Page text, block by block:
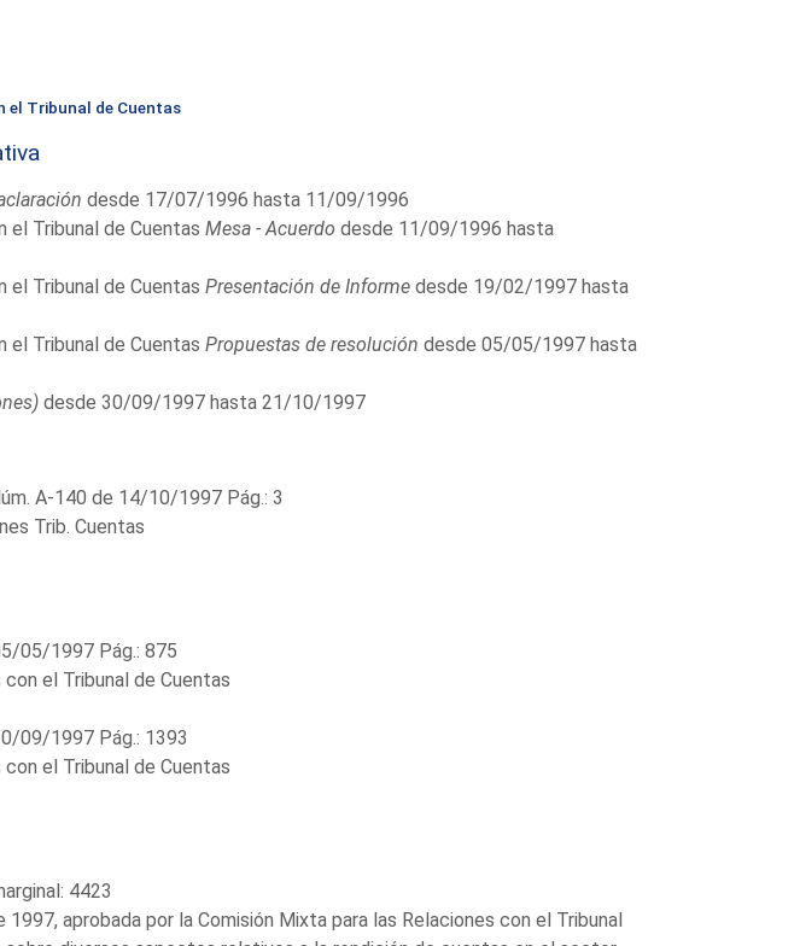
el Tribunal de Cuentas
desde 17/07/1996 hasta 11/09/1996
el Tribunal de Cuentas Mesa - Acuerdo desde 11/09/1996 hasta
el Tribunal de Cuentas Presentación de Informedesde 19/02/1997 hasta
el Tribunal de Cuentas Propuestas de resolución desde 05/05/1997 hasta
desde 30/09/1997 hasta 21/10/1997
A-140 de 14/10/1997 Pág.: 3
Trib. Cuentas
05/1997 Pág.: 875
el Tribunal de Cuentas
09/1997 Pág.: 1393
el Tribunal de Cuentas
4423
aprobada por la Comisión Mixta para las Relaciones con el Tribunal